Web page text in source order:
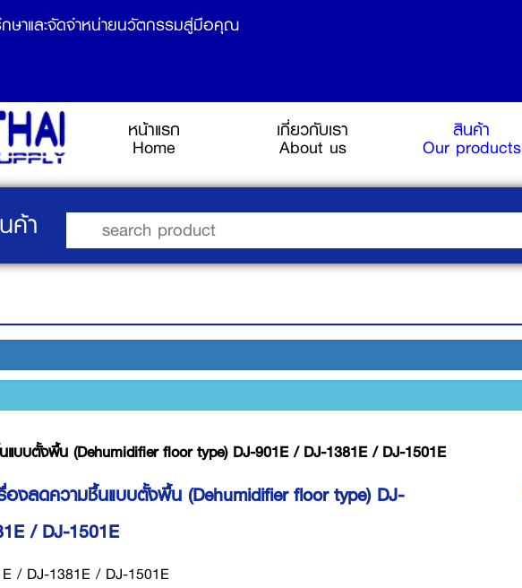
กษาและจัดจำหน่ายนวัตกรรมสู่มือคุณ
หน้าแรก
Home(current)
เกี่ยวกับเรา
About us
สินค้า
Our products
ค้า
แบบตั้งพื้น (Dehumidifier floor type) DJ-901E / DJ-1381E / DJ-1501E
องลดความชื้นแบบตั้งพื้น (Dehumidifier floor type) DJ-
/ DJ-1501E
/ DJ-1381E / DJ-1501E